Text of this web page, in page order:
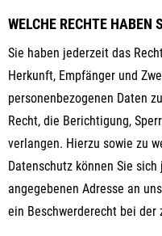
WELCHE RECHTE HABEN
Sie haben jederzeit das
Herkunft, Empfänger und
personenbezogenen Daten
Recht, die Berichtigung,
verlangen. Hierzu sowie zu
Datenschutz können Sie
angegebenen Adresse an
ein Beschwerderecht bei